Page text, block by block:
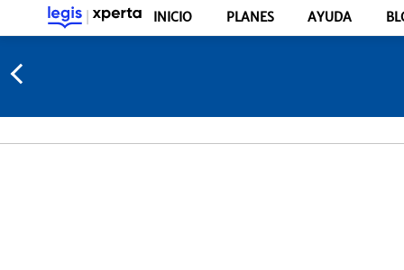
INICIO PLANES AYUDA